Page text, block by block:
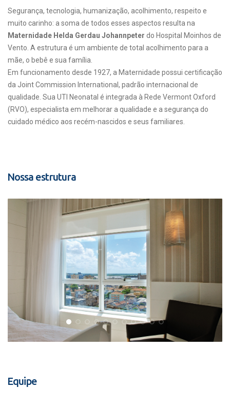
Segurança, tecnologia, humanização, acolhimento, respeito e
muito carinho: a soma de todos esses aspectos resulta na
Maternidade Helda Gerdau Johannpeter do Hospital Moinhos de
Vento. A estrutura é um ambiente de total acolhimento para a
mãe, o bebê e sua família.
Em funcionamento desde 1927, a Maternidade possui certificação
da Joint Commission International, padrão internacional de
qualidade. Sua UTI Neonatal é integrada à Rede Vermont Oxford
(RVO), especialista em melhorar a qualidade e a segurança do
cuidado médico aos recém-nascidos e seus familiares.
Nossa estrutura
Equipe